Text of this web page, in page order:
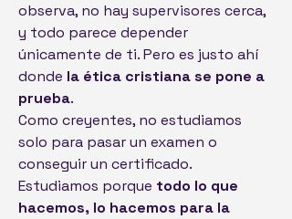
observa, no hay supervisores cerca,
y todo parece depender
únicamente de ti. Pero es justo ahí
donde la ética cristiana se pone a
prueba.
Como creyentes, no estudiamos
solo para pasar un examen o
conseguir un certificado.
Estudiamos porque todo lo que
hacemos, lo hacemos para la